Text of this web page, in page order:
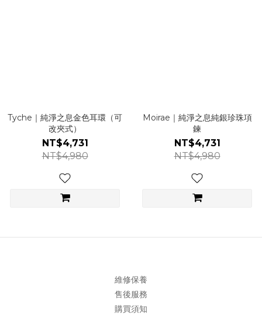
Tyche｜純淨之息金色耳環（可
改夾式）
NT$4,731
NT$4,980
Moirae｜純淨之息純銀珍珠項
鍊
NT$4,731
NT$4,980
維修保養
售後服務
購買須知